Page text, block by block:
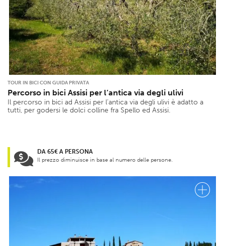
TOUR IN BICI CON GUIDA PRIVATA
Percorso in bici Assisi per l’antica via degli ulivi
Il percorso in bici ad Assisi per l’antica via degli ulivi è adatto a
tutti, per godersi le dolci colline fra Spello ed Assisi.
DA 65€ A PERSONA
Il prezzo diminuisce in base al numero delle persone.